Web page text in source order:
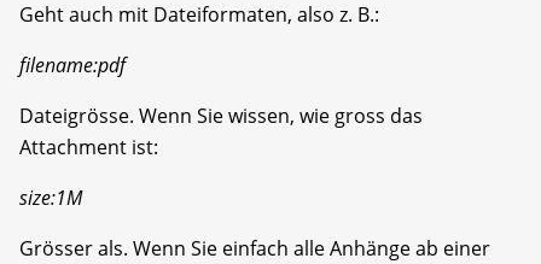
Geht auch mit Dateiformaten, also z. B.:
filename:pdf
Dateigrösse. Wenn Sie wissen, wie gross das
Attachment ist:
size:1M
Grösser als. Wenn Sie einfach alle Anhänge ab einer